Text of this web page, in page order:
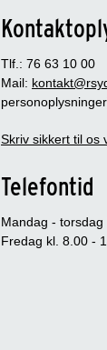
Tlf.: 76 63 10 00
Mail:
Skriv sikkert til os
Telefontid
Mandag -
Fredag kl. 8.00 -